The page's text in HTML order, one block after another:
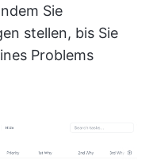
Sie
stellen, bis Sie
Problems